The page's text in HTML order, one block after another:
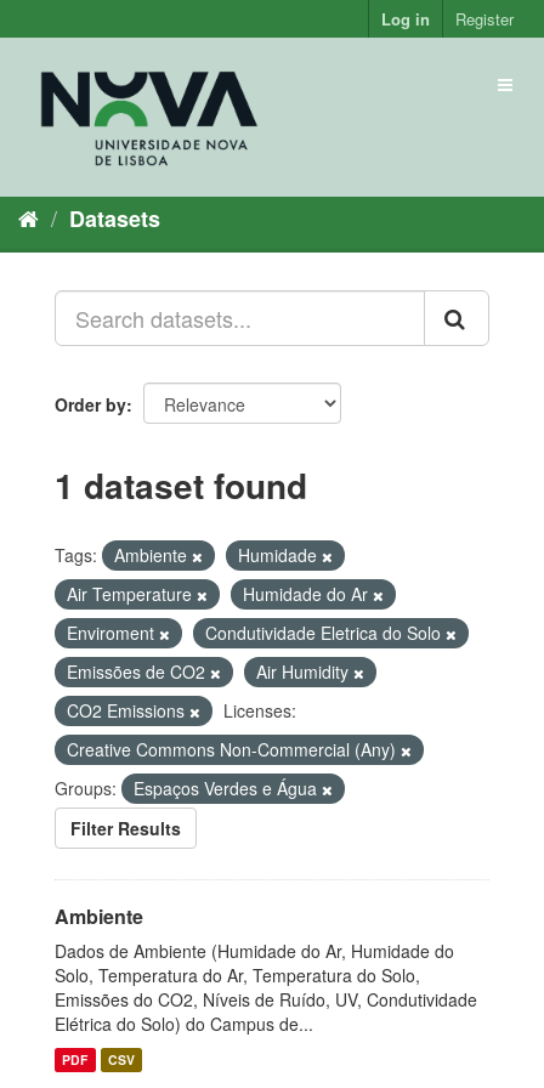
to
Log in Register
Datasets
Order by
1 dataset found
Tags: Ambiente
Humidade
Air Temperature
Humidade do Ar
Enviroment
Condutividade Eletrica do Solo
Emissões de CO2
Air Humidity
CO2 Emissions
Licenses:
Creative Commons Non-Commercial (Any)
Groups:
Espaços Verdes e Água
Filter Results
Ambiente
Dados de Ambiente (Humidade do Ar, Humidade do
Solo, Temperatura do Ar, Temperatura do Solo,
Emissões do CO2, Níveis de Ruído, UV, Condutividade
Elétrica do Solo) do Campus de...
PDF CSV